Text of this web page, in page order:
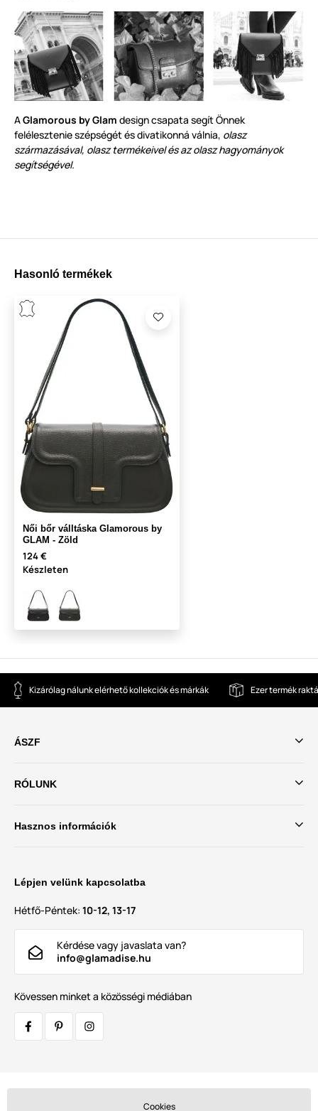
AGlamorous by Glam design csapata segít Önnek
felélesztenie szépségét és divatikonná válnia, olasz
származásával, olasz termékeivel és az olasz hagyományok
segítségével.
Hasonló termékek
Női bőr válltáska Glamorous by
GLAM - Zöld
124 €
Készleten
Kizárólag nálunk elérhető kollekciók és márkák Ezer termék
ÁSZF
RÓLUNK
Hasznos információk
Lépjen velünk kapcsolatba
Hétfő-Péntek: 10-12, 13-17
Kérdése vagy javaslata van?
info@glamadise.hu
Kövessen minket a közösségi médiában
Cookies